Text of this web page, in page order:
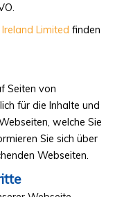
Limited finden
Seiten von
für die Inhalte und
welche Sie
Sie sich über
Webseiten.